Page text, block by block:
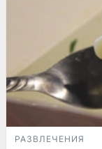
РАЗВЛЕЧЕНИЯ